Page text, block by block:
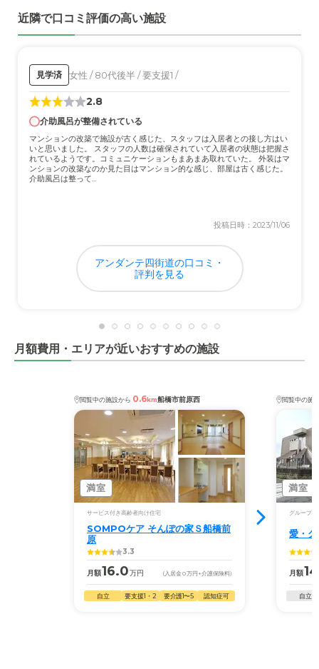
り、親族への説明もしっかりしていました、助かりまし
た。
外観・内装・居室・設備について
清潔感があり、過ごしやすいと感じました。安心して任せ
られると思っています。はい。
介護医療サービスについて
必要なことはしっかりとこなしてくれていたかとおもって
います大変助かりました。ありがたいです
駅そばで、通うのが楽で助かりました 。駅から近いの
は、こちらも大変助かります。。
料金費用について
近隣で口コミ評価の高い施設
見学済 女性 / 80代後半 / 要支援1 /
2.8
介助風呂が整備されている
マンションの改築で施設が古く感じた、スタッフは入居者との接し方はい
いと思いました。 スタッフの人数は確保されていて入居者の状態は把握さ
れているようです。コミュニケーションもまあまあ取れていた。 外装はマ
ンションの改築なのか見た目はマンション的な感じ、部屋は古く感じた。
介助風呂は整って...
投稿日時：2023/11/06
アンダンテ四街道の口コミ・
評判を見る
月額費用・エリアが近いおすすめの施設
閲覧中の施設から 0.6km船橋市前原西
満室
サービス付き高齢者向け住宅
SOMPOケア そんぽの家Ｓ船橋前
原
3.3
月額16.0万円 (入居金0万円 +介護保険料)
自立 要支援1・2 要介護1〜5 認知症可
閲覧中の施
満室
グループホ
愛・
月額
自立